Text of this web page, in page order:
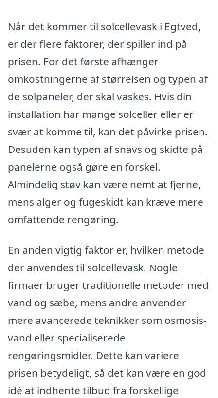
Når det kommer til solcellevask i Egtved,
er der flere faktorer, der spiller ind på
prisen. For det første afhænger
omkostningerne af størrelsen og typen af
de solpaneler, der skal vaskes. Hvis din
installation har mange solceller eller er
svær at komme til, kan det påvirke prisen.
Desuden kan typen af snavs og skidte på
panelerne også gøre en forskel.
Almindelig støv kan være nemt at fjerne,
mens alger og fugeskidt kan kræve mere
omfattende rengøring.
En anden vigtig faktor er, hvilken metode
der anvendes til solcellevask. Nogle
firmaer bruger traditionelle metoder med
vand og sæbe, mens andre anvender
mere avancerede teknikker som osmosis-
vand eller specialiserede
rengøringsmidler. Dette kan variere
prisen betydeligt, så det kan være en god
idé at indhente tilbud fra forskellige